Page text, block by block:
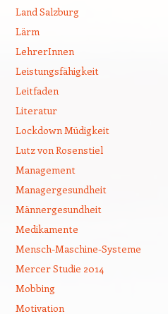
Land Salzburg
Lärm
LehrerInnen
Leistungsfähigkeit
Leitfaden
Literatur
Lockdown Müdigkeit
Lutz von Rosenstiel
Management
Managergesundheit
Männergesundheit
Medikamente
Mensch-Maschine-Systeme
Mercer Studie 2014
Mobbing
Motivation